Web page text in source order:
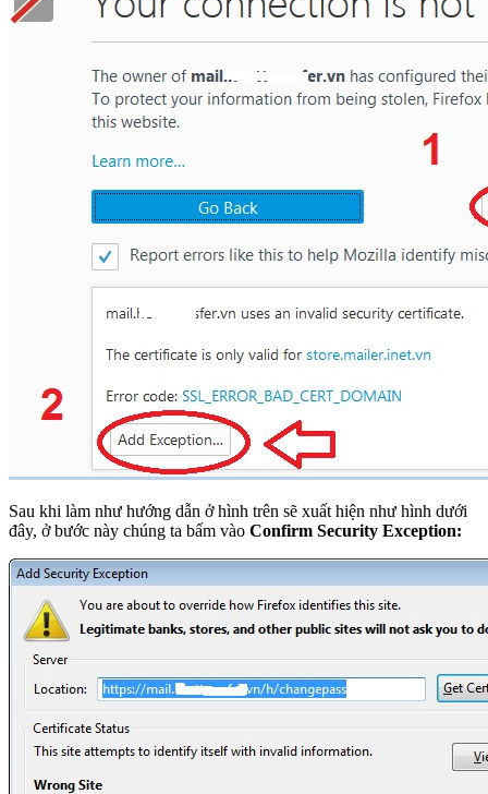
Sau khi làm như hướng dẫn ở hình trên sẽ xuất hiện như hình dưới
đây, ở bước này chúng ta bấm vào Confirm Security Exception: